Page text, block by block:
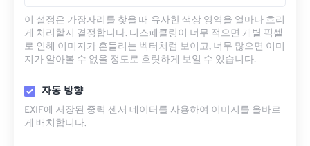
이 설정은 가장자리를 찾을 때 유사한 색상 영역을 얼마나 흐리
게 처리할지 결정합니다. 디스페클링이 너무 적으면 개별 픽셀
로 인해 이미지가 흔들리는 벡터처럼 보이고, 너무 많으면 이미
지가 알아볼 수 없을 정도로 흐릿하게 보일 수 있습니다.
자동 방향
EXIF에 저장된 중력 센서 데이터를 사용하여 이미지를 올바르
게 배치합니다.